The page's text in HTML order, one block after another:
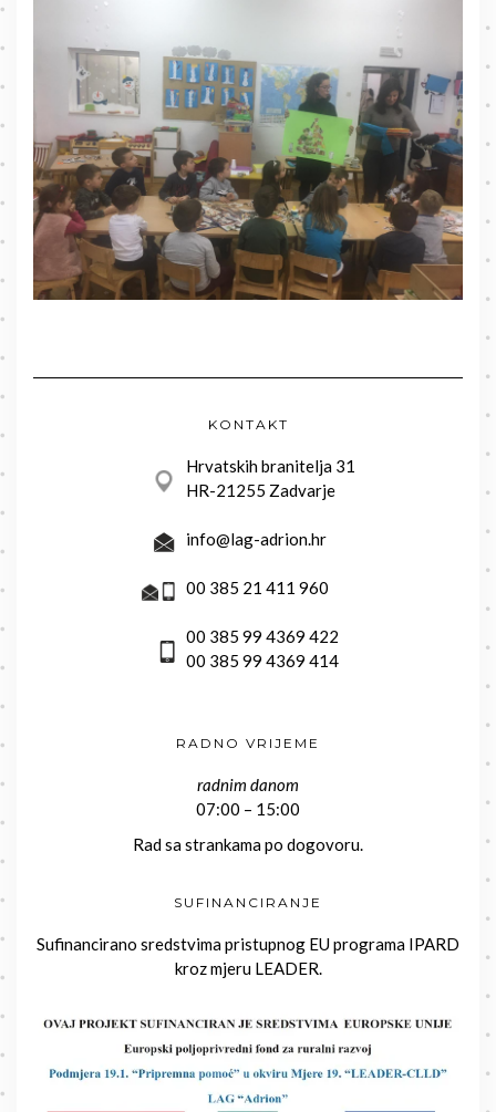
KONTAKT
Hrvatskih branitelja 31
HR-21255 Zadvarje
info@lag-adrion.hr
00 385 21 411 960
00 385 99 4369 422
00 385 99 4369 414
RADNO VRIJEME
radnim danom
07:00 – 15:00
Rad sa strankama po dogovoru.
SUFINANCIRANJE
Sufinancirano sredstvima pristupnog EU programa IPARD
kroz mjeru LEADER.